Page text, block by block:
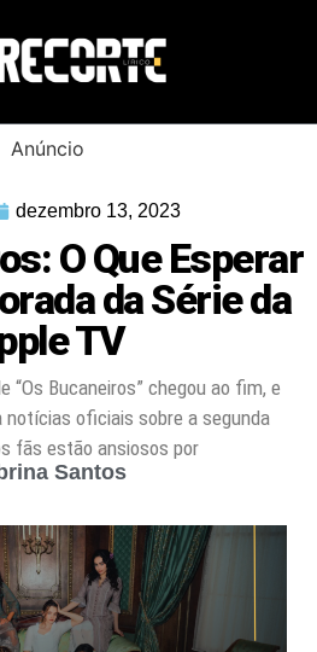
Anúncio
dezembro 13, 2023
O Que Esperar
da Série da
TV
“Os Bucaneiros” chegou ao fim, e
notícias oficiais sobre a segunda
fãs estão ansiosos por
Santos